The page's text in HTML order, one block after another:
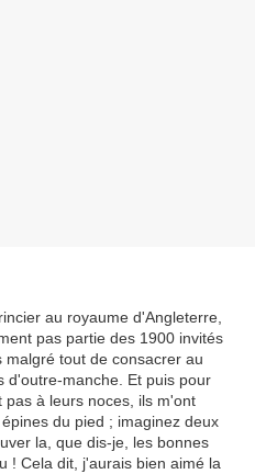
au royaume d'Angleterre,
pas partie des 1900 invités
malgré tout de consacrer au
d'outre-manche. Et puis pour
à leurs noces, ils m'ont
du pied ; imaginez deux
la, que dis-je, les bonnes
! Cela dit, j'aurais bien aimé la